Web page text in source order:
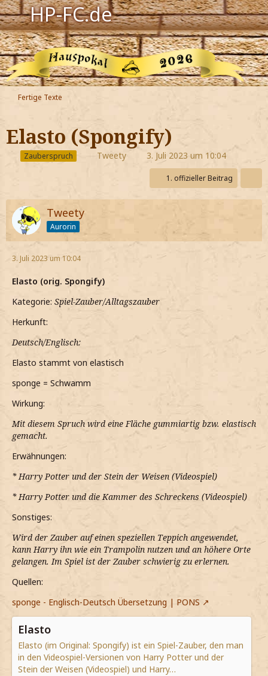
HP-FC.de
Navigation
Harry Potter
Der HP-FC
Hogwarts
Zauberwelt
Jetzt Fanclub-Mitglied werden!
Fertige Texte
Elasto (Spongify)
Zauberspruch Tweety 3. Juli 2023 um 10:04
1. offizieller Beitrag
Tweety
Aurorin
3. Juli 2023 um 10:04
Elasto (orig. Spongify)
Kategorie: Spiel-Zauber/Alltagszauber
Herkunft:
Deutsch/Englisch:
Elasto stammt von elastisch
sponge = Schwamm
Wirkung:
Mit diesem Spruch wird eine Fläche gummiartig bzw. elastisch
gemacht.
Erwähnungen:
* Harry Potter und der Stein der Weisen (Videospiel)
* Harry Potter und die Kammer des Schreckens (Videospiel)
Sonstiges:
Wird der Zauber auf einen speziellen Teppich angewendet,
kann Harry ihn wie ein Trampolin nutzen und an höhere Orte
gelangen. Im Spiel ist der Zauber schwierig zu erlernen.
Quellen:
sponge - Englisch-Deutsch Übersetzung | PONS
Elasto
Elasto (im Original: Spongify) ist ein Spiel-Zauber, den man
in den Videospiel-Versionen von Harry Potter und der
Stein der Weisen (Videospiel) und Harry…